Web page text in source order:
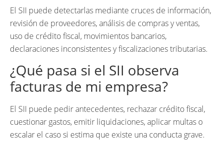
El SII puede detectarlas mediante cruces de información,
revisión de proveedores, análisis de compras y ventas,
uso de crédito fiscal, movimientos bancarios,
declaraciones inconsistentes y fiscalizaciones tributarias.
¿Qué pasa si el SII observa
facturas de mi empresa?
El SII puede pedir antecedentes, rechazar crédito fiscal,
cuestionar gastos, emitir liquidaciones, aplicar multas o
escalar el caso si estima que existe una conducta grave.